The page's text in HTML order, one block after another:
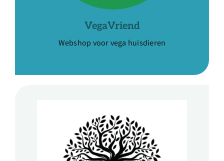
VegaVriend
Webshop voor vega huisdieren